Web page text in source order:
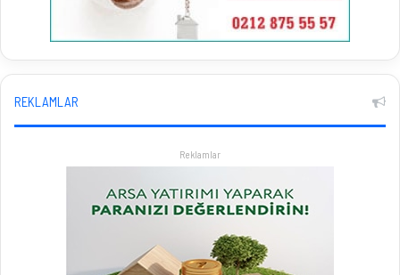
REKLAMLAR
Reklamlar